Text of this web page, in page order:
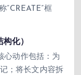
”CREATE”框
化）
心动作包括：为
；将长文内容拆